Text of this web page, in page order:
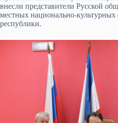
внесли представители Русской
местных национально-культурных
республики.